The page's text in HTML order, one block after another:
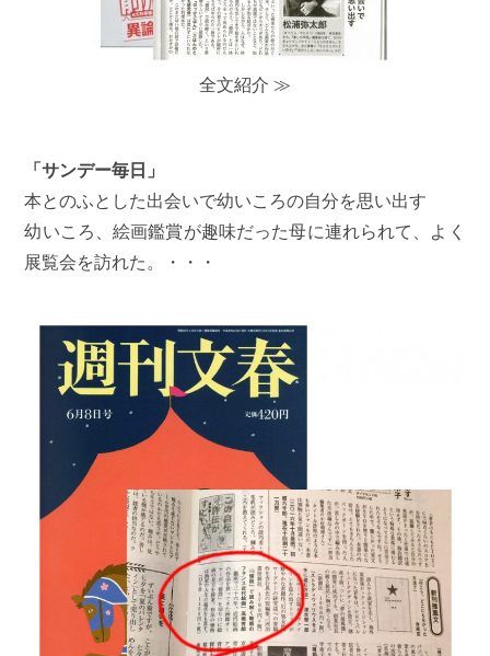
全文紹介 ≫
「サンデー毎日」
本とのふとした出会いで幼いころの自分を思い出す
幼いころ、絵画鑑賞が趣味だった母に連れられて、よく
展覧会を訪れた。・・・